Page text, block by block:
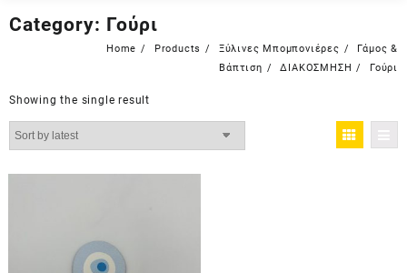
Category: Γούρι
Home Products Ξύλινες Μπομπονιέρες
Γάμος &
Βάπτιση
ΔΙΑΚΟΣΜΗΣΗ Γούρι
Showing the single result